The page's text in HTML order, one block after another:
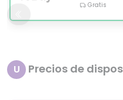
Gratis
U Precios de